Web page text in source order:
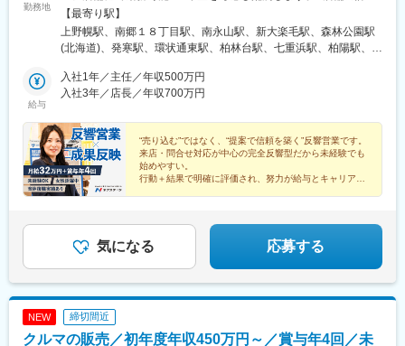
勤務地
については下記＜勤務地一覧＞をご確認ください。★自動車通勤
OK（一部除く）★受動喫煙対策あり※下記勤務地補足ネクステー
ジ宮古島店／沖縄県宮古島市平良西里1276ネクステージ水戸南店
名古屋市緑区大高町丸の内36番1
【最寄り駅】
上野幌駅、南郷１８丁目駅、南永山駅、新大楽毛駅、森林公園駅
(北海道)、発寒駅、環状通東駅、柏林台駅、七重浜駅、柏陽駅、運
野駅、中野栄駅、八乙女駅、黒松駅(宮城県)、新利府駅、船岡駅
(宮城県)、泉中央駅、塚目駅、館腰駅、土崎駅、漆山駅(山形県)、
駅、石岡駅、常陸多賀駅、岡本駅(栃木県)、小山駅、西那須野駅、
新伊勢崎駅、西小泉駅、北戸田駅、与野本町駅、幸手駅、吹上駅
(埼玉県)、北上尾駅、新座駅、草加駅、動物公園駅、習志野駅、柏
駅、柏たなか駅、幕張駅、公津の杜駅、木更津駅、南町田グラン
ベリーパーク駅、青砥駅、小平駅、中神駅、上野毛駅、千川駅、
駅、善行駅、鴨居駅、入谷駅(神奈川県)、鴨宮駅、淵野辺駅、矢向
駅、倉見駅、港南台駅、湘南深沢駅、矢部駅、センター南駅、寒
岐南駅、細畑駅、土岐市駅、美濃川合駅、豊春駅、焼津駅、東静
岡駅、高塚駅、天竜川駅、積志駅、ジヤトコ前駅、新浜松駅、中
島駅(愛知県)、喜多山駅(愛知県)、牛山駅、三河鹿島駅、稲沢駅、
給与
入社1年／主任／年収500万円
入社3年／店長／年収700万円
“売り込む”ではなく、“提案で信頼を築く”反響営業です。
来店・問合せ対応が中心の完全反響型だから未経験でも
始めやすい。
行動＋結果で明確に評価され、努力が給与とキャリアに
気になる 応募する
NEW 締切間近
クルマの販売／初年度年収450万円～／賞与年4回／未